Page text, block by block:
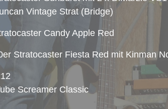
Vintage Strat (Bridge)
Candy Apple Red
Stratocaster Fiesta Red mit Kinman
Screamer Classic